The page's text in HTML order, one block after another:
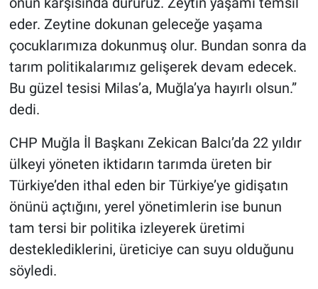
eder. Zeytine dokunan geleceğe yaşama
çocuklarımıza dokunmuş olur. Bundan sonra da
tarım politikalarımız gelişerek devam edecek.
Bu güzel tesisi Milas’a, Muğla’ya hayırlı olsun.”
dedi.
CHP Muğla İl Başkanı Zekican Balcı’da 22 yıldır
ülkeyi yöneten iktidarın tarımda üreten bir
Türkiye’den ithal eden bir Türkiye’ye gidişatın
önünü açtığını, yerel yönetimlerin ise bunun
tam tersi bir politika izleyerek üretimi
desteklediklerini, üreticiye can suyu olduğunu
söyledi.